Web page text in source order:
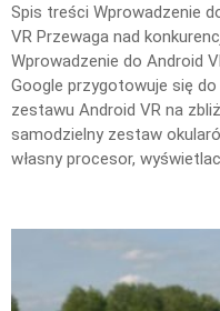
Spis treści Wprowadzenie
VR Przewaga nad
Wprowadzenie do Android
Google przygotowuje się
zestawu Android VR na
samodzielny zestaw
własny procesor,